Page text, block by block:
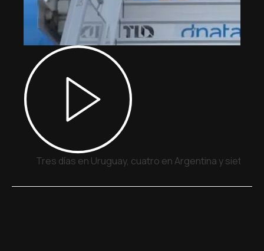
Tres días en Uruguay, cuatro en Argentina y siete